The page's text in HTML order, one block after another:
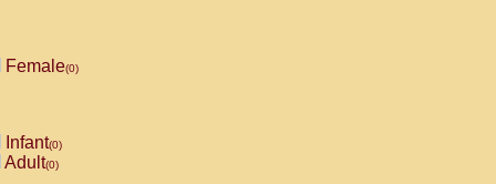
Female(0)
Infant(0)
Adult(0)